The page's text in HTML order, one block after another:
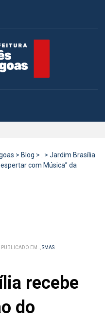
> Blog > . > Jardim Brasília
com Música” da
PUBLICADO EM .,SMAS
recebe
do